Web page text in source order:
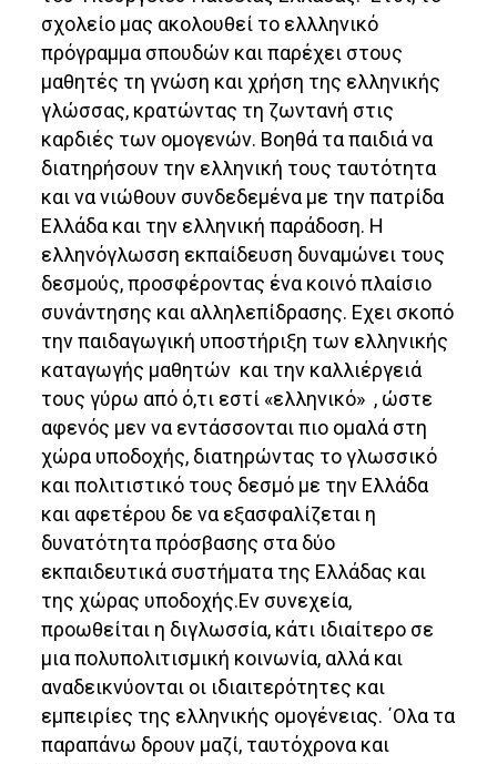
σχολείο μας ακολουθεί το ελλληνικό
πρόγραμμα σπουδών και παρέχει στους
μαθητές τη γνώση και χρήση της ελληνικής
γλώσσας, κρατώντας τη ζωντανή στις
καρδιές των ομογενών. Βοηθά τα παιδιά να
διατηρήσουν την ελληνική τους ταυτότητα
και να νιώθουν συνδεδεμένα με την πατρίδα
Ελλάδα και την ελληνική παράδοση. Η
ελληνόγλωσση εκπαίδευση δυναμώνει τους
δεσμούς, προσφέροντας ένα κοινό πλαίσιο
συνάντησης και αλληλεπίδρασης. Εχει σκοπό
την παιδαγωγική υποστήριξη των ελληνικής
καταγωγής μαθητών και την καλλιέργειά
τους γύρω από ό,τι εστί «ελληνικό» , ώστε
αφενός μεν να εντάσσονται πιο ομαλά στη
χώρα υποδοχής, διατηρώντας το γλωσσικό
και πολιτιστικό τους δεσμό με την Ελλάδα
και αφετέρου δε να εξασφαλίζεται η
δυνατότητα πρόσβασης στα δύο
εκπαιδευτικά συστήματα της Ελλάδας και
της χώρας υποδοχής.Εν συνεχεία,
προωθείται η διγλωσσία, κάτι ιδιαίτερο σε
μια πολυπολιτισμική κοινωνία, αλλά και
αναδεικνύονται οι ιδιαιτερότητες και
εμπειρίες της ελληνικής ομογένειας. ΄Ολα τα
παραπάνω δρουν μαζί, ταυτόχρονα και